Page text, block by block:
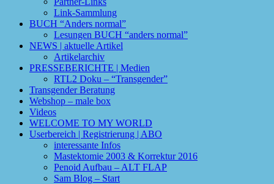
Link-Sammlung
BUCH “Anders normal”
Lesungen BUCH “anders normal”
NEWS | aktuelle Artikel
Artikelarchiv
PRESSEBERICHTE | Medien
RTL2 Doku – “Transgender”
Transgender Beratung
Webshop – male box
Videos
WELCOME TO MY WORLD
Userbereich | Registrierung | ABO
interessante Infos
Mastektomie 2003 & Korrektur 2016
Penoid Aufbau – ALT FLAP
Sam Blog – Start